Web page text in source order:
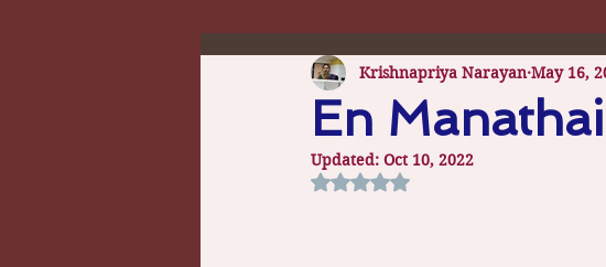
En
Krishnapriya Narayan May 16,
Updated: Oct 10, 2022
Rated NaN out of 5 stars.